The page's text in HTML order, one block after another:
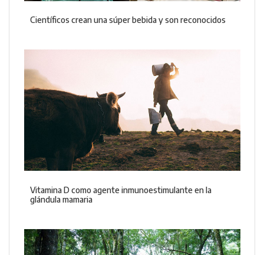
Científicos crean una súper bebida y son reconocidos
Vitamina D como agente inmunoestimulante en la
glándula mamaria